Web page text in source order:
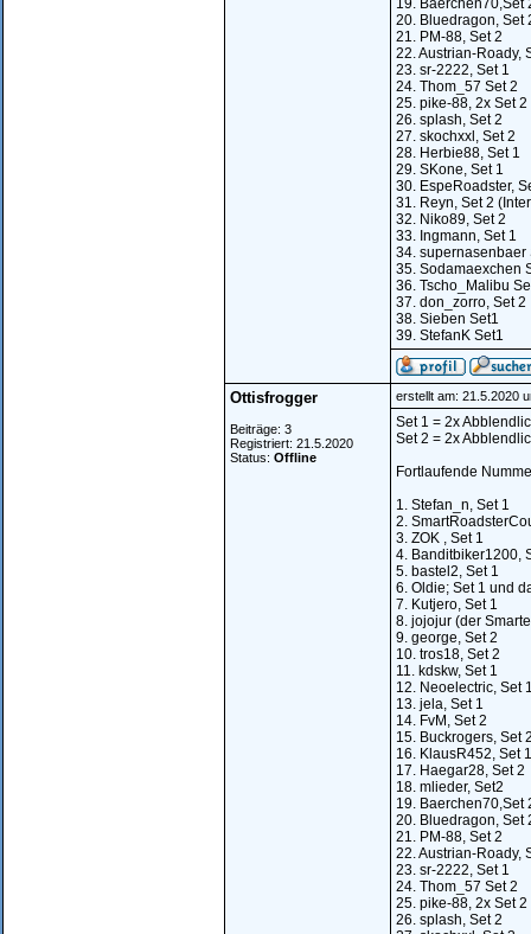
19. Baerchen70,Set
20. Bluedragon, Set
21. PM-88, Set 2
22. Austrian-Roady,
23. sr-2222, Set 1
24. Thom_57 Set 2
25. pike-88, 2x Set 2
26. splash, Set 2
27. skochxxl, Set 2
28. Herbie88, Set 1
29. SKone, Set 1
30. EspeRoadster,
31. Reyn, Set 2
32. Niko89, Set 2
33. Ingmann, Set 1
34. supernasenbaer
35. Sodamaexchen
36. Tscho_Malibu
37. don_zorro, Set 2
38. Sieben Set1
39. StefanK Set1
Ottisfrogger
Beiträge: 3
Registriert: 21.5.2020
Status: Offline
erstellt am: 21.5.2020
Set 1 = 2x
Set 2 = 2x
Fortlaufende
1. Stefan_n, Set 1
2.
3. ZOK , Set 1
4. Banditbiker1200,
5. bastel2, Set 1
6. Oldie; Set 1 und
7. Kutjero, Set 1
8. jojojur (der
9. george, Set 2
10. tros18, Set 2
11. kdskw, Set 1
12. Neoelectric, Set
13. jela, Set 1
14. FvM, Set 2
15. Buckrogers, Set
16. KlausR452, Set 1
17. Haegar28, Set 2
18. mlieder, Set2
19. Baerchen70,Set
20. Bluedragon, Set
21. PM-88, Set 2
22. Austrian-Roady,
23. sr-2222, Set 1
24. Thom_57 Set 2
25. pike-88, 2x Set 2
26. splash, Set 2